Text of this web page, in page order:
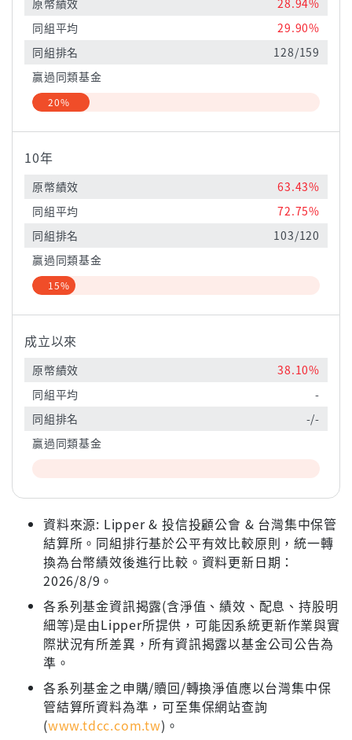
原幣績效
28.94%
同組平均
29.90%
同組排名
128/159
贏過同類基金
20%
10年
原幣績效
63.43%
同組平均
72.75%
同組排名
103/120
贏過同類基金
15%
成立以來
原幣績效
38.10%
同組平均
-
同組排名
-/-
贏過同類基金
資料來源: Lipper & 投信投顧公會 & 台灣集中保管
結算所。同組排行基於公平有效比較原則，統一轉
換為台幣績效後進行比較。資料更新日期：
2026/8/9。
各系列基金資訊揭露(含淨值、績效、配息、持股明
細等)是由Lipper所提供，可能因系統更新作業與實
際狀況有所差異，所有資訊揭露以基金公司公告為
準。
各系列基金之申購/贖回/轉換淨值應以台灣集中保
管結算所資料為準，可至集保網站查詢
(www.tdcc.com.tw)。